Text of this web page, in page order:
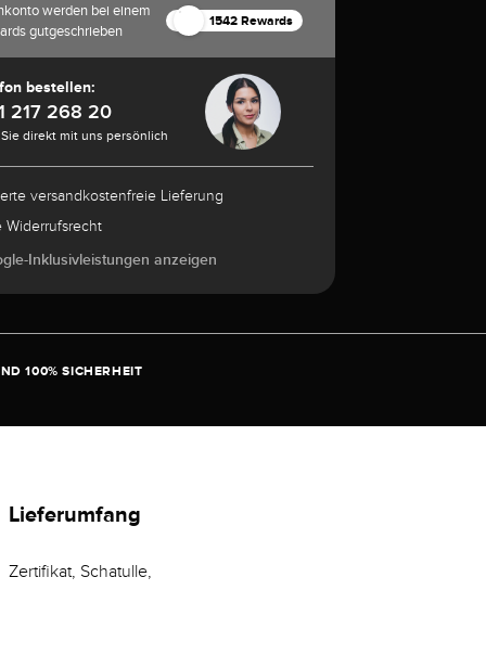
werden bei einem
gutgeschrieben
1542 Rewards
bestellen:
217 268 20
direkt mit uns persönlich
versandkostenfreie Lieferung
Widerrufsrecht
Inklusivleistungen anzeigen
100% SICHERHEIT
Lieferumfang
Zertifikat, Schatulle,